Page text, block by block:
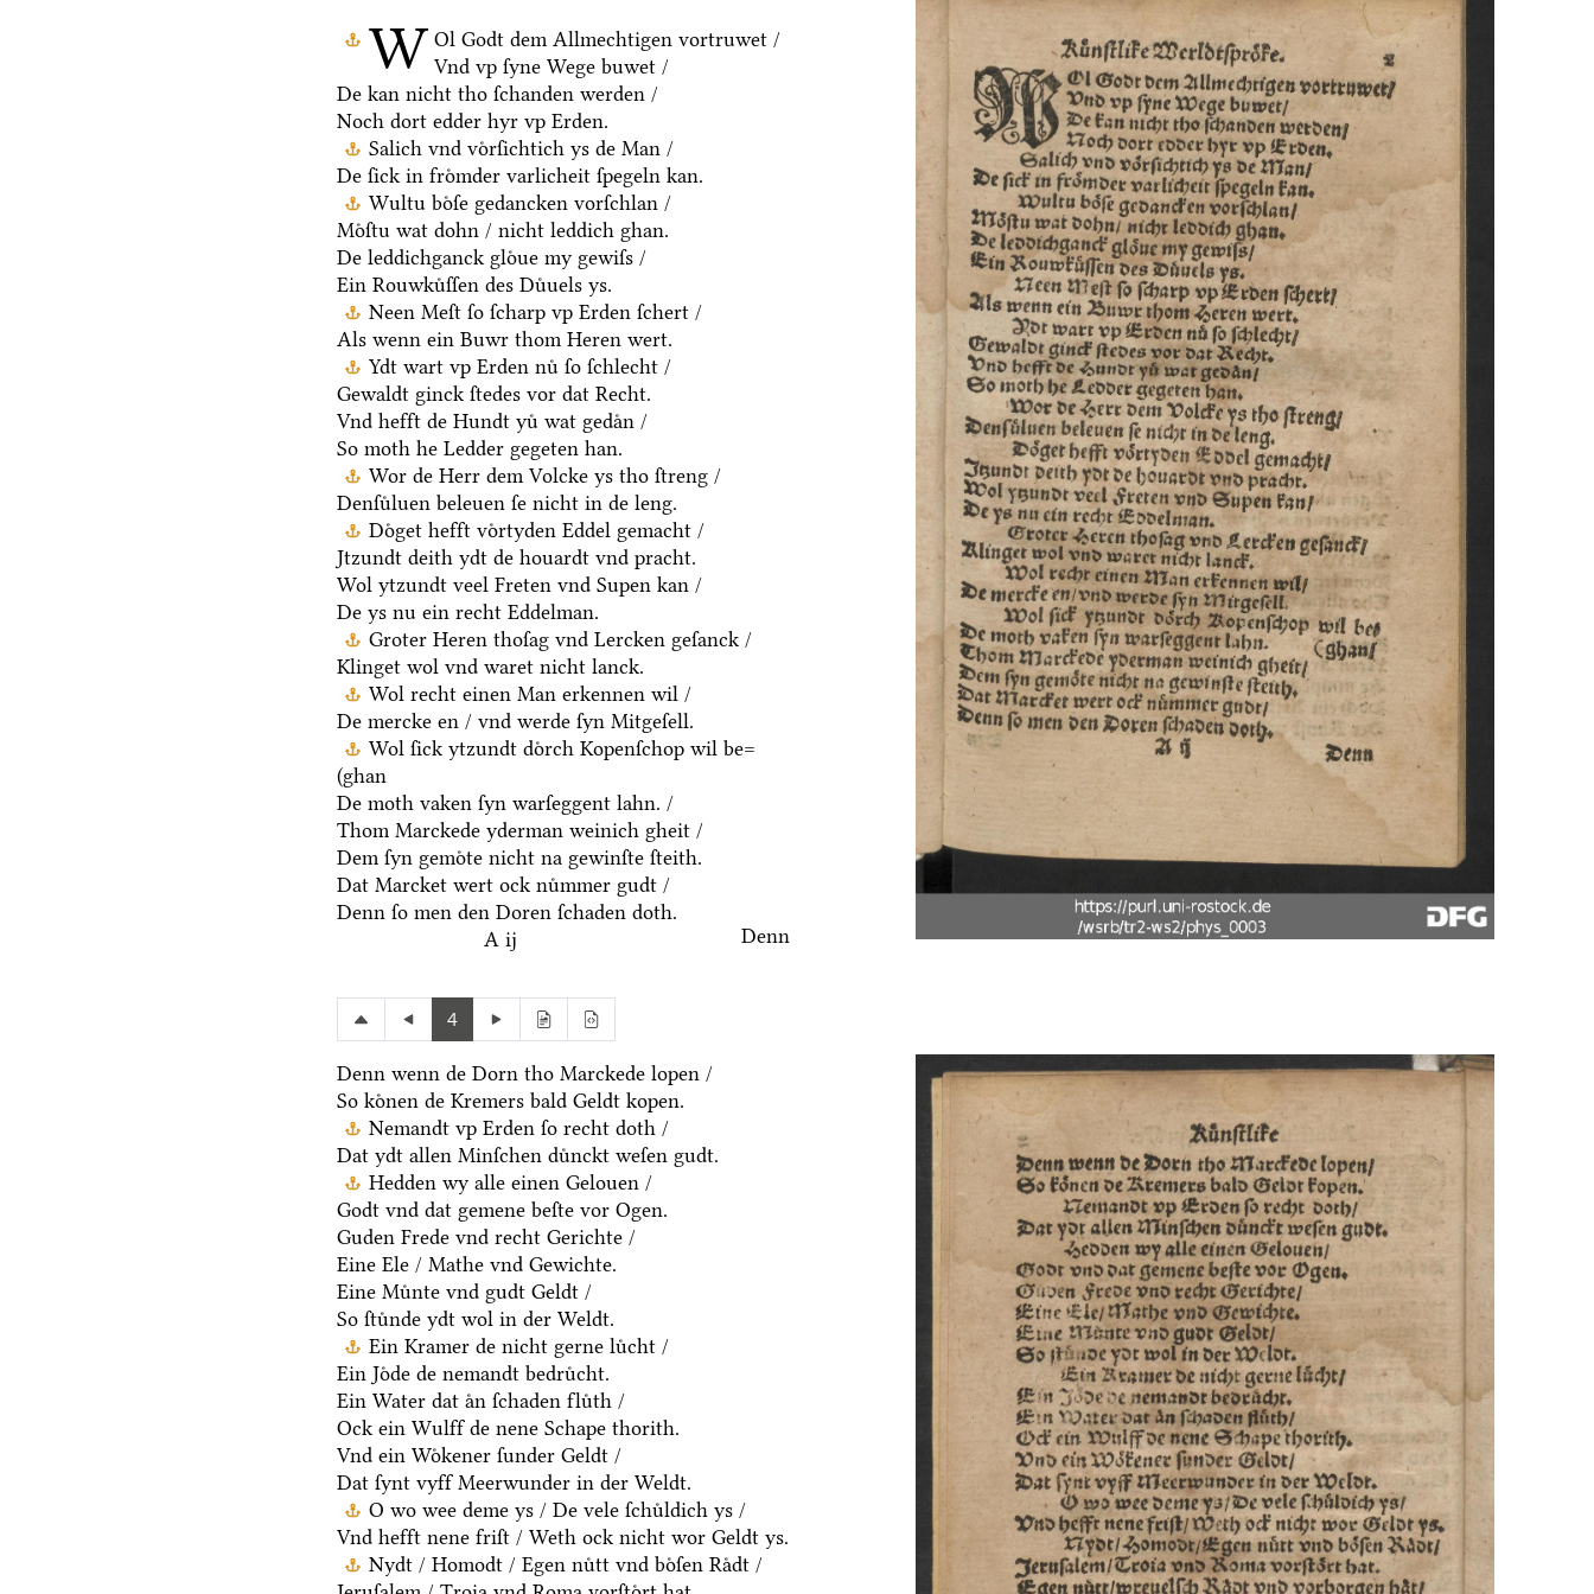
W Ol Godt dem Allmechtigen vortruwet /
Vnd vp ſyne Wege buwet /
De kan nicht tho ſchanden werden /
Noch dort edder hyr vp Erden.
Salich vnd voͤrſichtich ys de Man /
De ſick in froͤmder varlicheit ſpegeln kan.
Wultu boͤſe gedancken vorſchlan /
Moͤſtu wat dohn / nicht leddich ghan.
De leddichganck gloͤue my gewiſs /
Ein Rouwkuͤſſen des Duͤuels ys.
Neen Meſt ſo ſcharp vp Erden ſchert /
Als wenn ein Buwr thom Heren wert.
Ydt wart vp Erden nuͤ ſo ſchlecht /
Gewaldt ginck ſtedes vor dat Recht.
Vnd hefft de Hundt yuͤ wat gedaͤn /
So moth he Ledder gegeten han.
Wor de Herr dem Volcke ys tho ſtreng /
Denſuͤluen beleuen ſe nicht in de leng.
Doͤget hefft voͤrtyden Eddel gemacht /
Jtzundt deith ydt de houardt vnd pracht.
Wol ytzundt veel Freten vnd Supen kan /
De ys nu ein recht Eddelman.
Groter Heren thoſag vnd Lercken geſanck /
Klinget wol vnd waret nicht lanck.
Wol recht einen Man erkennen wil /
De mercke en / vnd werde ſyn Mitgeſell.
Wol ſick ytzundt doͤrch Kopenſchop wil be=
(ghan
De moth vaken ſyn warſeggent lahn. /
Thom Marckede yderman weinich gheit /
Dem ſyn gemoͤte nicht na gewinſte ſteith.
Dat Marcket wert ock nuͤmmer gudt /
Denn ſo men den Doren ſchaden doth.
A ij
Denn
4
Denn wenn de Dorn tho Marckede lopen /
So koͤnen de Kremers bald Geldt kopen.
Nemandt vp Erden ſo recht doth /
Dat ydt allen Minſchen duͤnckt weſen gudt.
Hedden wy alle einen Gelouen /
Godt vnd dat gemene beſte vor Ogen.
Guden Frede vnd recht Gerichte /
Eine Ele / Mathe vnd Gewichte.
Eine Muͤnte vnd gudt Geldt /
So ſtuͤnde ydt wol in der Weldt.
Ein Kramer de nicht gerne luͤcht /
Ein Joͤde de nemandt bedruͤcht.
Ein Water dat aͤn ſchaden fluͤth /
Ock ein Wulff de nene Schape thorith.
Vnd ein Woͤkener ſunder Geldt /
Dat ſynt vyff Meerwunder in der Weldt.
O wo wee deme ys / De vele ſchuͤldich ys /
Vnd hefft nene friſt / Weth ock nicht wor Geldt ys.
Nydt / Homodt / Egen nuͤtt vnd boͤſen Raͤdt /